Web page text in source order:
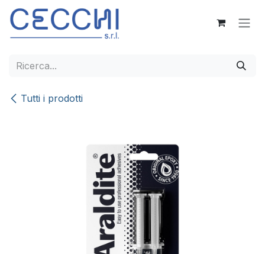
Passa al contenuto
Tutti i prodotti